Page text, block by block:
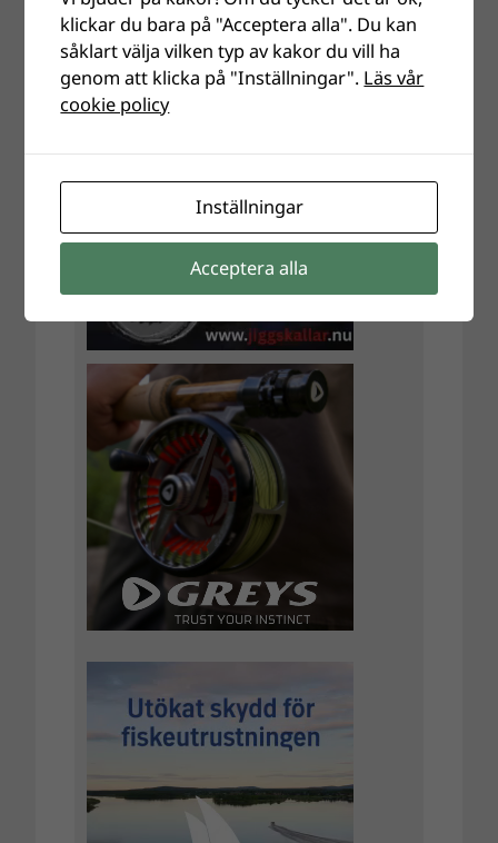
klickar du bara på "Acceptera alla". Du kan
såklart välja vilken typ av kakor du vill ha
genom att klicka på "Inställningar". Läs vår
cookie policy
Inställningar
Acceptera alla